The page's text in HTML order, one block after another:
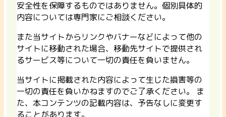
安全性を保障するものではありません。個別具体的
内容については専門家にご相談ください。
また当サイトからリンクやバナーなどによって他の
サイトに移動された場合、移動先サイトで提供され
るサービス等について一切の責任を負いません。
当サイトに掲載された内容によって生じた損害等の
一切の責任を負いかねますのでご了承ください。 ま
た、本コンテンツの記載内容は、予告なしに変更す
ることがあります。